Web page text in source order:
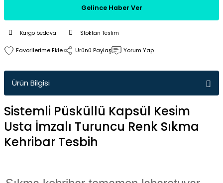
Gelince Haber Ver
Kargo bedava Stoktan Teslim
Ürünü Paylaş Yorum Yap
Ürün Bilgisi
Sistemli Püsküllü Kapsül Kesim
Usta İmzalı Turuncu Renk Sıkma
Kehribar Tesbih